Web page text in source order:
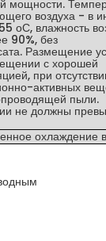
мощности.
воздуха - в
оС, влажность
90%, без
Размещение
с хорошей
при
активных
пыли.
не должны
охлаждение